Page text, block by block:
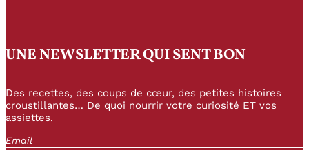
UNE NEWSLETTER QUI SENT BON
Des recettes, des coups de cœur, des petites histoires
croustillantes… De quoi nourrir votre curiosité ET vos
assiettes.